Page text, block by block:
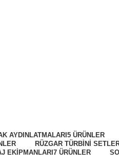
AYDINLATMALARI 5 ÜRÜNLER
RÜZGAR TÜRBINI
EKIPMANLARI 7 ÜRÜNLER